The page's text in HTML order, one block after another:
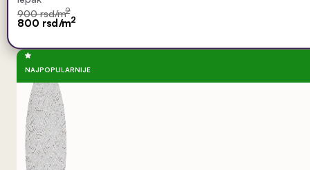
900 rsd/m2
800 rsd/m2
NAJPOPULARNIJE